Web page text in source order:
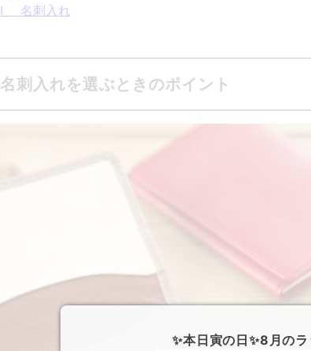
名刺入れ
刺入れを選ぶときのポイント
✨本日寅の日✨8月の